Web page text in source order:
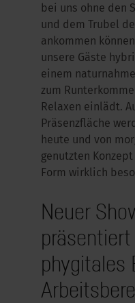
bei uns ohne den
und dem Trubel
ankommen
unsere Gäste
einem
zum
Relaxen einlädt.
Präsenzfläche
heute und von
genutzten
Form wirklich
Neuer
phygitales